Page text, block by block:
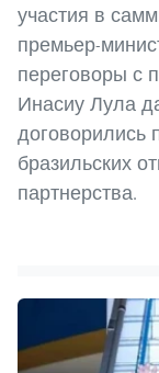
участия в
премьер-
переговоры с
Инасиу Лула
договорились
бразильских
партнерства.